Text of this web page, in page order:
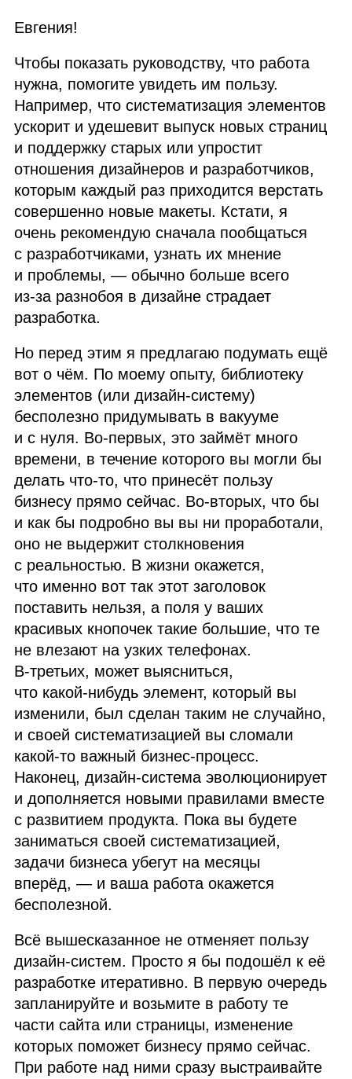
Евгения!
Чтобы показать руководству, что работа
нужна, помогите увидеть им пользу.
Например, что систематизация элементов
ускорит и удешевит выпуск новых страниц
и поддержку старых или упростит
отношения дизайнеров и разработчиков,
которым каждый раз приходится верстать
совершенно новые макеты. Кстати, я
очень рекомендую сначала пообщаться
с разработчиками, узнать их мнение
и проблемы, — обычно больше всего
из‑за разнобоя в дизайне страдает
разработка.
Но перед этим я предлагаю подумать ещё
вот о чём. По моему опыту, библиотеку
элементов (или дизайн‑систему)
бесполезно придумывать в вакууме
и с нуля. Во‑первых, это займёт много
времени, в течение которого вы могли бы
делать что‑то, что принесёт пользу
бизнесу прямо сейчас. Во‑вторых, что бы
и как бы подробно вы вы ни проработали,
оно не выдержит столкновения
с реальностью. В жизни окажется,
что именно вот так этот заголовок
поставить нельзя, а поля у ваших
красивых кнопочек такие большие, что те
не влезают на узких телефонах.
В‑третьих, может выясниться,
что какой‑нибудь элемент, который вы
изменили, был сделан таким не случайно,
и своей систематизацией вы сломали
какой‑то важный бизнес‑процесс.
Наконец, дизайн‑система эволюционирует
и дополняется новыми правилами вместе
с развитием продукта. Пока вы будете
заниматься своей систематизацией,
задачи бизнеса убегут на месяцы
вперёд, — и ваша работа окажется
бесполезной.
Всё вышесказанное не отменяет пользу
дизайн‑систем. Просто я бы подошёл к её
разработке итеративно. В первую очередь
запланируйте и возьмите в работу те
части сайта или страницы, изменение
которых поможет бизнесу прямо сейчас.
При работе над ними сразу выстраивайте